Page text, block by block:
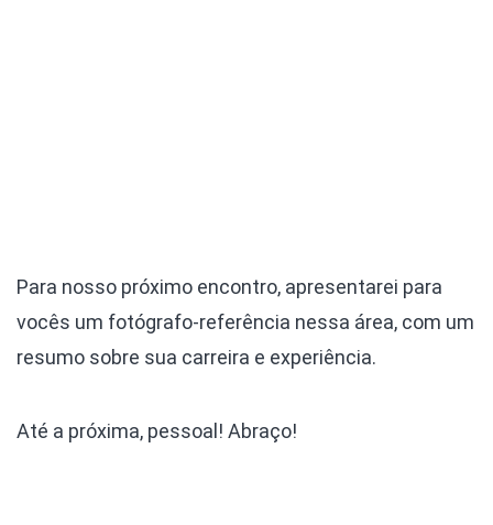
Para nosso próximo encontro, apresentarei para
vocês um fotógrafo-referência nessa área, com um
resumo sobre sua carreira e experiência.
Até a próxima, pessoal! Abraço!